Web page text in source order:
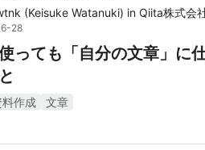
(Keisuke Watanuki) in Qiita株式会
28
っても「自分の文章」に
料作成
文章